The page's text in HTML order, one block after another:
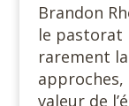
Brandon
le pastorat
rarement
valeur de